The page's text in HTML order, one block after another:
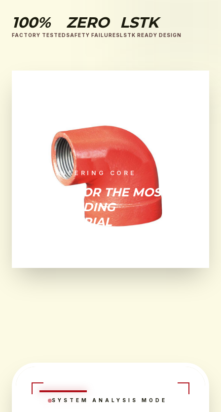
100%
FACTORY TESTED
ZERO
SAFETY FAILURES
LSTK
LSTK READY DESIGN
ENGINEERING CORE
BUILT FOR THE MOST
DEMANDING
INDUSTRIAL
SYSTEM ANALYSIS MODE